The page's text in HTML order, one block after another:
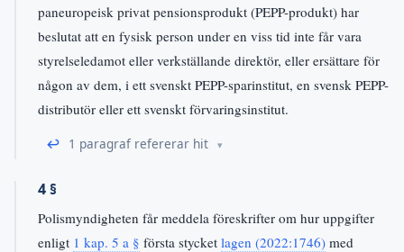
paneuropeisk privat pensionsprodukt (PEPP-produkt) har
beslutat att en fysisk person under en viss tid inte får vara
styrelseledamot eller verkställande direktör, eller ersättare för
någon av dem, i ett svenskt PEPP-sparinstitut, en svensk PEPP-
distributör eller ett svenskt förvaringsinstitut.
↩ 1 paragraf refererar hit
4 §
Polismyndigheten får meddela föreskrifter om hur uppgifter
enligt 1 kap. 5 a § första stycket lagen (2022:1746) med